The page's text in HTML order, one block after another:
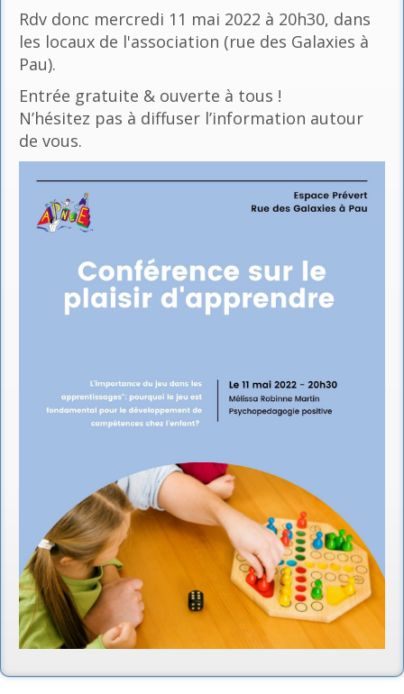
Rdv donc mercredi 11 mai 2022 à 20h30, dans
les locaux de l'association (rue des Galaxies à
Pau).
Entrée gratuite & ouverte à tous !
N’hésitez pas à diffuser l’information autour
de vous.